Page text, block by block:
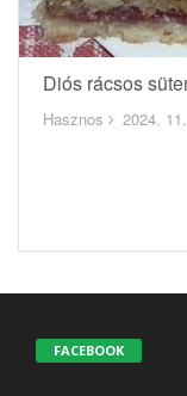
Diós rácsos
Hasznos 2024.
FACEBOOK